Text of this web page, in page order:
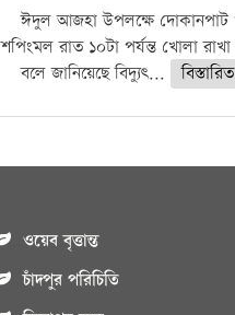
ঈদুল আজহা উপলক্ষে দোকানপাট
শপিংমল রাত ১০টা পর্যন্ত খোলা রাখা
বলে জানিয়েছে বিদ্যুৎ...
বিস্তারিত
ওয়েব বৃত্তান্ত
চাঁদপুর পরিচিতি